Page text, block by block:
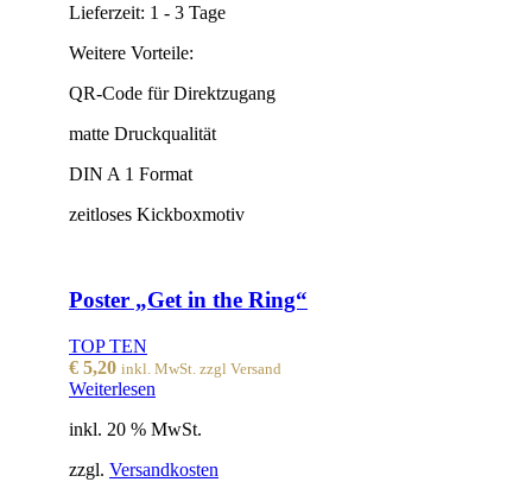
Lieferzeit: 1 - 3 Tage
Weitere Vorteile:
QR-Code für Direktzugang
matte Druckqualität
DIN A 1 Format
zeitloses Kickboxmotiv
Poster „Get in the Ring“
TOP TEN
€ 5,20 inkl. MwSt. zzgl Versand
Weiterlesen
inkl. 20 % MwSt.
zzgl. Versandkosten